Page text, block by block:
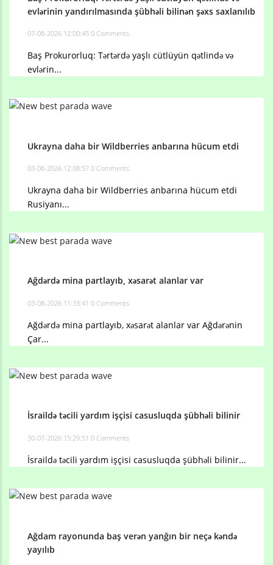
evlərinin yandırılmasında şübhəli bilinən şəxs saxlanılıb
07-08-2026 12:00:45 0 Comments
Baş Prokurorluq: Tərtərdə yaşlı cütlüyün qətlində və
evlərin...
Ukrayna daha bir Wildberries anbarına hücum etdi
03-08-2026 12:08:57 0 Comments
Ukrayna daha bir Wildberries anbarına hücum etdi
Rusiyanı...
Ağdərdə mina partlayıb, xəsarət alanlar var
03-08-2026 11:33:41 0 Comments
Ağdərdə mina partlayıb, xəsarət alanlar var Ağdərənin
Çar...
İsraildə təcili yardım işçisi casusluqda şübhəli bilinir
30-07-2026 15:29:51 0 Comments
İsraildə təcili yardım işçisi casusluqda şübhəli bilinir...
Ağdam rayonunda baş verən yanğın bir neçə kəndə
yayılıb